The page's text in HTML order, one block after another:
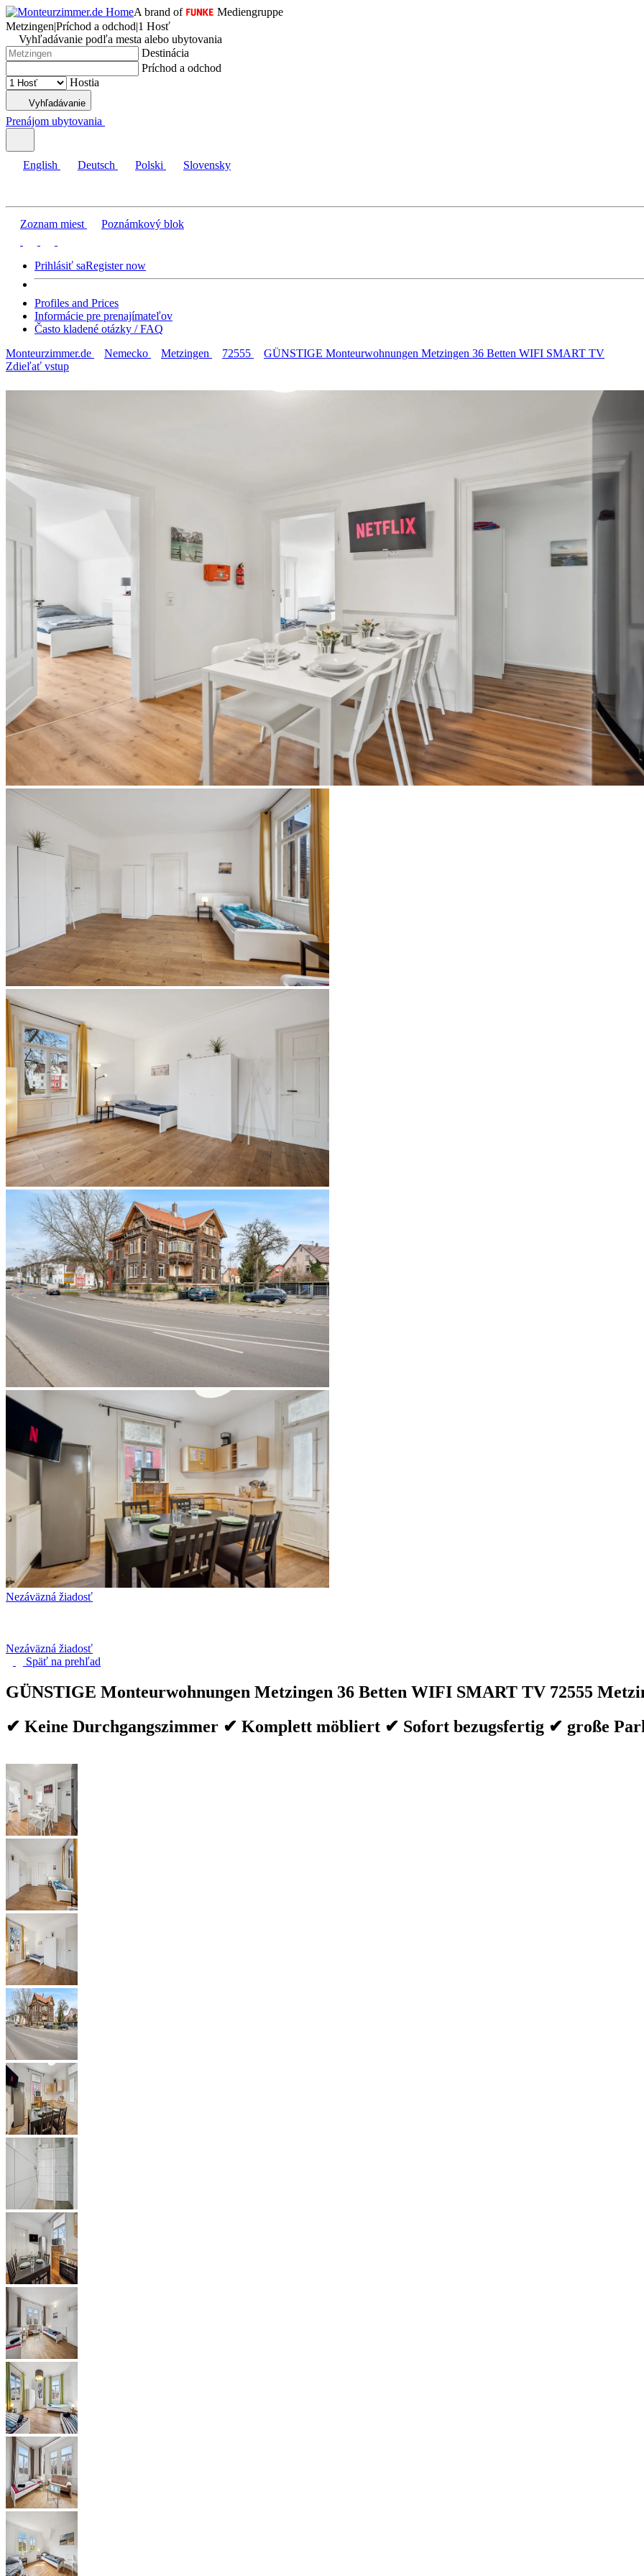
A brand of
Mediengruppe
Metzingen|Príchod a odchod|1 Hosť
Vyhľadávanie podľa mesta alebo ubytovania
Destinácia
Príchod a odchod
Hostia
Vyhľadávanie
Prenájom ubytovania
English Deutsch Polski Slovensky
Zoznam miest Poznámkový blok
Prihlásiť saRegister now
Profiles and Prices
Informácie pre prenajímateľov
Často kladené otázky / FAQ
Monteurzimmer.de
Nemecko Metzingen 72555
GÜNSTIGE Monteurwohnungen Metzingen 36 Betten WIFI SMART TV
Zdieľať vstup
Nezáväzná žiadosť
Nezáväzná žiadosť
Späť na prehľad
GÜNSTIGE Monteurwohnungen Metzingen 36 Betten WIFI SMART TV 72555
✔ Keine Durchgangszimmer ✔ Komplett möbliert ✔ Sofort bezugsfertig ✔ große